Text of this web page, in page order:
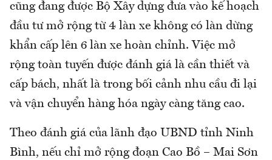
cũng đang được Bộ Xây dựng đưa vào kế hoạch
đầu tư mở rộng từ 4 làn xe không có làn dừng
khẩn cấp lên 6 làn xe hoàn chỉnh. Việc mở
rộng toàn tuyến được đánh giá là cần thiết và
cấp bách, nhất là trong bối cảnh nhu cầu đi lại
và vận chuyển hàng hóa ngày càng tăng cao.
Theo đánh giá của lãnh đạo UBND tỉnh Ninh
Bình, nếu chỉ mở rộng đoạn Cao Bồ – Mai Sơn